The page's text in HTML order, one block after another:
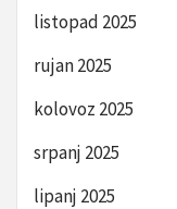
listopad 2025
rujan 2025
kolovoz 2025
srpanj 2025
lipanj 2025